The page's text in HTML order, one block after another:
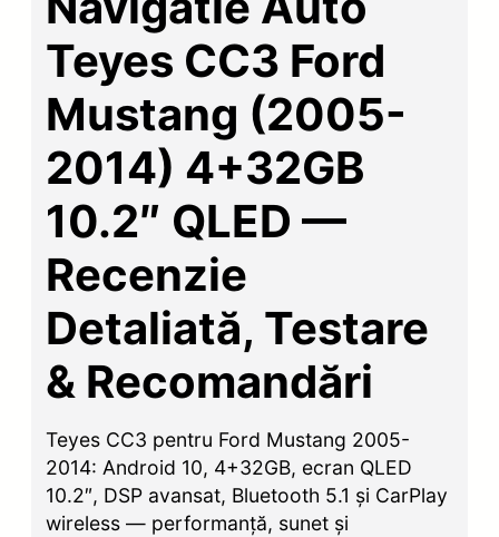
Teyes CC3 Ford
Mustang (2005-
2014) 4+32GB
10.2″ QLED —
Recenzie
Detaliată, Testare
& Recomandări
Teyes CC3 pentru Ford Mustang 2005-
2014: Android 10, 4+32GB, ecran QLED
10.2″, DSP avansat, Bluetooth 5.1 și CarPlay
wireless — performanță, sunet și